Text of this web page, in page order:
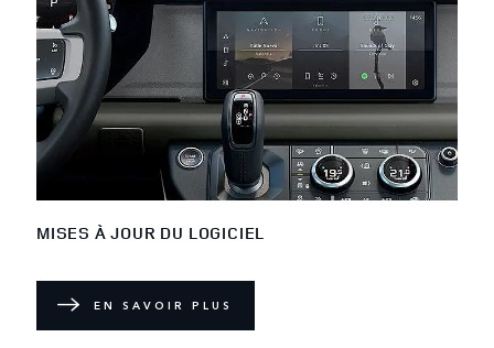
MISES À JOUR DU LOGICIEL
EN SAVOIR PLUS